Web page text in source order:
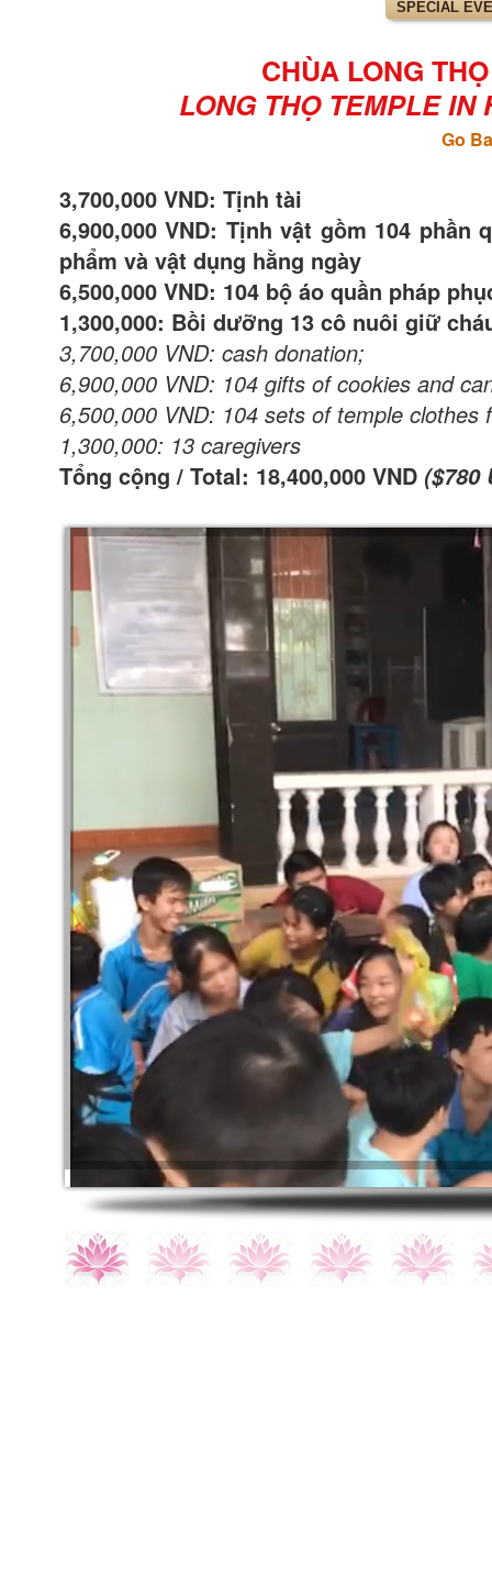
SPECIAL
CHÙA LONG
LONG THỌ TEMPLE IN
Go
3,700,000 VND: Tịnh tài
6,900,000 VND: Tịnh vật gồm 104
phẩm và vật dụng hằng ngày
6,500,000 VND: 104 bộ áo quần pháp
1,300,000: Bồi dưỡng 13 cô nuôi giữ
3,700,000 VND: cash donation;
6,900,000 VND: 104 gifts of cookies and
6,500,000 VND: 104 sets of temple clothes
1,300,000: 13 caregivers
Tổng cộng / Total: 18,400,000 VND ($780